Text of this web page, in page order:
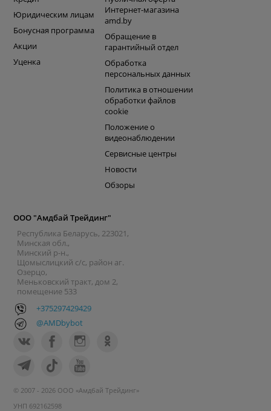
Юридическим лицам
Бонусная программа
Акции
Уценка
Интернет-магазина
amd.by
Обращение в
гарантийный отдел
Обработка
персональных данных
Политика в отношении
обработки файлов
cookie
Положение о
видеонаблюдении
Сервисные центры
Новости
Обзоры
ООО "Амдбай Трейдинг"
Республика Беларусь, 223021,
Минская обл.,
Минский р-н.,
Щомыслицкий с/с, район аг.
Озерцо,
Меньковский тракт, дом 2,
помещение 533
+375297429429
@AMDbybot
© 2007 - 2026 ООО «Амдбай Трейдинг»
УНП 692162598